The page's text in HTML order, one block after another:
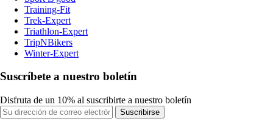
Training-Fit
Trek-Expert
Triathlon-Expert
TripNBikers
Winter-Expert
Suscríbete a nuestro boletín
Disfruta de un 10% al suscribirte a nuestro boletín
Suscribirse